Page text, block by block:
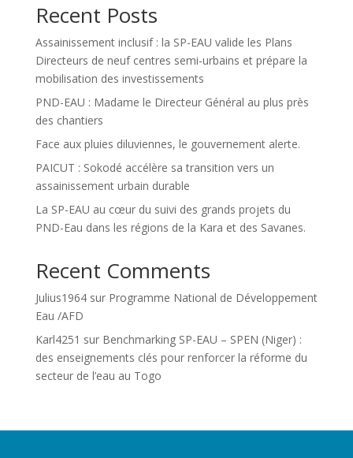
Recent Posts
Assainissement inclusif : la SP-EAU valide les Plans
Directeurs de neuf centres semi-urbains et prépare la
mobilisation des investissements
PND-EAU : Madame le Directeur Général au plus près
des chantiers
Face aux pluies diluviennes, le gouvernement alerte.
PAICUT : Sokodé accélère sa transition vers un
assainissement urbain durable
La SP-EAU au cœur du suivi des grands projets du
PND-Eau dans les régions de la Kara et des Savanes.
Recent Comments
Julius1964sur Programme National de Développement
Eau /AFD
Karl4251 sur Benchmarking SP-EAU – SPEN (Niger) :
des enseignements clés pour renforcer la réforme du
secteur de l’eau au Togo